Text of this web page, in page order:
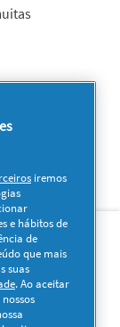
iremos
e hábitos de
de
que mais
suas
. Ao aceitar